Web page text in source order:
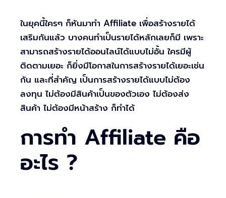
ในยุคนี้ใครๆ ก็หันมาทำ Affiliate เพื่อสร้างรายได้
เสริมกันแล้ว บางคนทำเป็นรายได้หลักเลยก็มี เพราะ
สามารถสร้างรายได้ออนไลน์ได้แบบไม่อั้น ใครมีผู้
ติดตามเยอะ ก็ยิ่งมีโอกาสในการสร้างรายได้เยอะเช่น
กัน และที่สำคัญ เป็นการสร้างรายได้แบบไม่ต้อง
ลงทุน ไม่ต้องมีสินค้าเป็นของตัวเอง ไม่ต้องส่ง
สินค้า ไม่ต้องมีหน้าสร้าง ก็ทำได้
การทำ Affiliate คือ
อะไร ?